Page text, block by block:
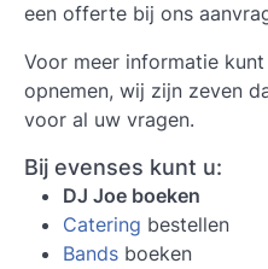
een offerte bij ons
Voor meer informatie
opnemen, wij zijn zeven
voor al uw vragen.
Bij evenses kunt u:
DJ Joe boeken
Catering bestellen
Bands boeken